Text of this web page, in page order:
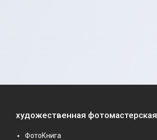
художественная фотомастерская
ФотоКнига